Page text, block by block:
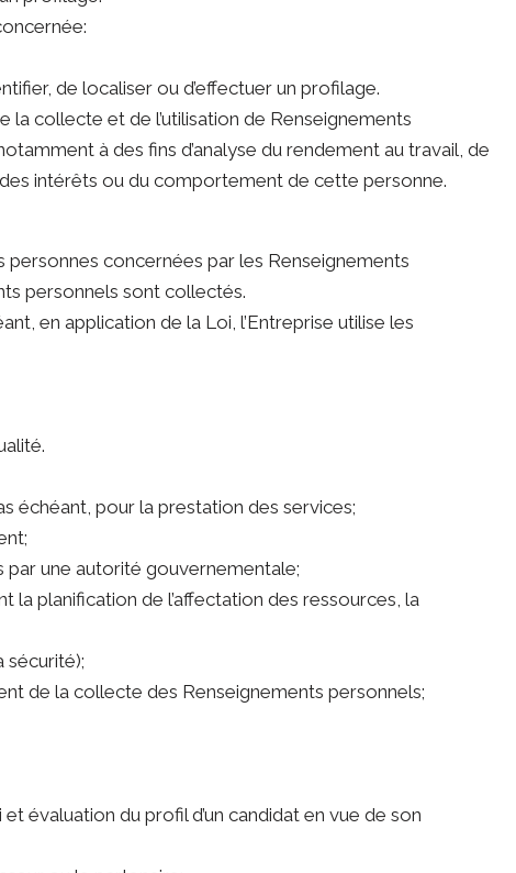
de localiser ou d’effectuer un profilage.
la collecte et de l’utilisation de Renseignements
à des fins d’analyse du rendement au travail, de
intérêts ou du comportement de cette personne.
personnes concernées par les Renseignements
personnels sont collectés.
en application de la Loi, l’Entreprise utilise les
échéant, pour la prestation des services;
par une autorité gouvernementale;
la planification de l’affectation des ressources, la
sécurité);
de la collecte des Renseignements personnels;
évaluation du profil d’un candidat en vue de son